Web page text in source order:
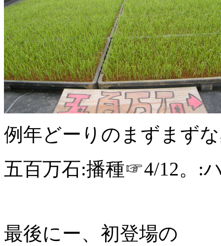
例年どーりのまずまず
五百万石:播種☞4/12。:
最後にー、初登場の